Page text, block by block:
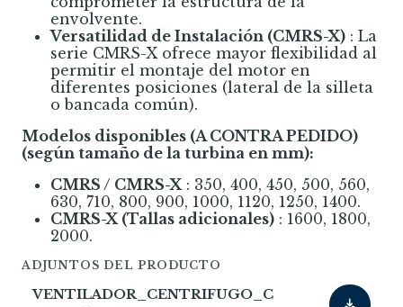
envolvente.
Versatilidad de Instalación (CMRS-X) : La
serie CMRS-X ofrece mayor flexibilidad al
permitir el montaje del motor en
diferentes posiciones (lateral de la silleta
o bancada común).
Modelos disponibles (A CONTRA PEDIDO)
(según tamaño de la turbina en mm):
CMRS / CMRS-X: 350, 400, 450, 500, 560,
630, 710, 800, 900, 1000, 1120, 1250, 1400.
CMRS-X (Tallas adicionales) : 1600, 1800,
2000.
ADJUNTOS DEL PRODUCTO
VENTILADOR_CENTRIFUGO_C